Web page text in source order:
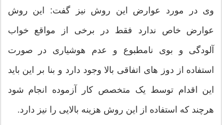
وی در مورد عوارض این روش نیز گفت: این روش
عوارض خاص ندارد فقط در برخی از مواقع خواب
آلودگی و بوی نامطبوع و عدم هوشیاری در صورت
استفاده از دوز های اتفاقی بالا وجود دارد و بنا بر این باید
این اقدام توسط یک متخصص کار آزموده انجام شود
هرچند که استفاده از این روش هزینه بالایی را نیز دارد.